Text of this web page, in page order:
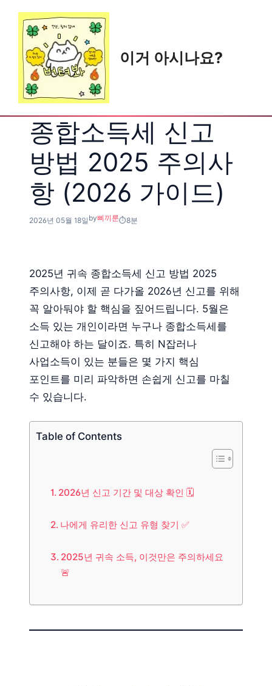
content
이거 아시나요?
종합소득세 신고
방법 2025 주의사
항 (2026 가이드)
2026년 05월 18일 by삐끼룬 8분
2025년 귀속 종합소득세 신고 방법 2025
주의사항, 이제 곧 다가올 2026년 신고를 위해
꼭 알아둬야 할 핵심을 짚어드립니다. 5월은
소득 있는 개인이라면 누구나 종합소득세를
신고해야 하는 달이죠. 특히 N잡러나
사업소득이 있는 분들은 몇 가지 핵심
포인트를 미리 파악하면 손쉽게 신고를 마칠
수 있습니다.
Table of Contents
2026년 신고 기간 및 대상 확인 🗓️
나에게 유리한 신고 유형 찾기 ✅
2025년 귀속 소득, 이것만은 주의하세요
🚨